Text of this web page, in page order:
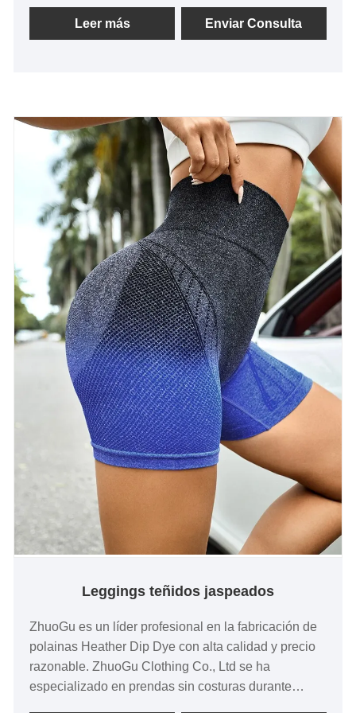
de "calidad y credibilidad", con métodos de gestión
científica, fuerte fuerza técnica, continuaremos
ámbitos de la vida que vengan a visitarnos.
Orientación y negociaciones comerciales.
Leer más Enviar Consulta
Leggings teñidos jaspeados
ZhuoGu es un líder profesional en la fabricación de
polainas Heather Dip Dye con alta calidad y precio
razonable. ZhuoGu Clothing Co., Ltd se ha
especializado en prendas sin costuras durante